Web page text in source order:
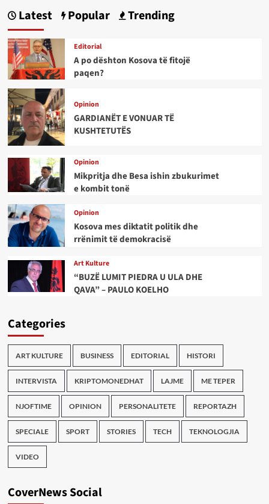
Latest Popular Trending
Editorial
A po dështon Kosova të fitojë
paqen?
Opinion
GARDIANËT E VONUAR TË
KUSHTETUTËS
Opinion
Mikpritja dhe Besa ishin zbukurimet
e kombit tonë
Opinion
Kosova mes diktatit politik dhe
rrënimit të demokracisë
Art Kulture
“BUZË LUMIT PIEDRA U ULA DHE
QAVA” – PAULO KOELHO
Categories
ART KULTURE BUSINESS EDITORIAL HISTORI
INTERVISTA KRIPTOMONEDHAT LAJME ME TEPER
NJOFTIME OPINION PERSONALITETE REPORTAZH
SPECIALE SPORT STORIES TECH TEKNOLOGJIA
VIDEO
CoverNews Social